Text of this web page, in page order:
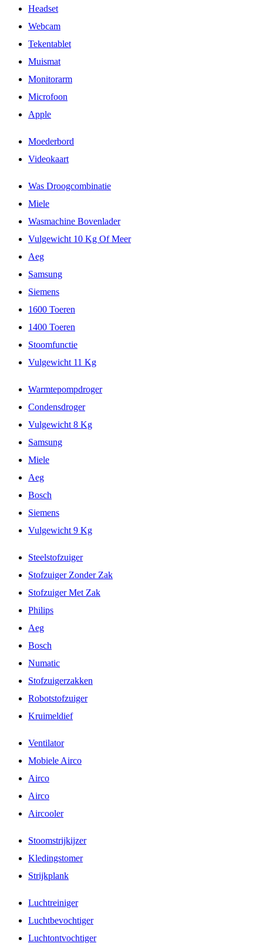
Headset
Webcam
Tekentablet
Muismat
Monitorarm
Microfoon
Apple
Moederbord
Videokaart
Was Droogcombinatie
Miele
Wasmachine Bovenlader
Vulgewicht 10 Kg Of Meer
Aeg
Samsung
Siemens
1600 Toeren
1400 Toeren
Stoomfunctie
Vulgewicht 11 Kg
Warmtepompdroger
Condensdroger
Vulgewicht 8 Kg
Samsung
Miele
Aeg
Bosch
Siemens
Vulgewicht 9 Kg
Steelstofzuiger
Stofzuiger Zonder Zak
Stofzuiger Met Zak
Philips
Aeg
Bosch
Numatic
Stofzuigerzakken
Robotstofzuiger
Kruimeldief
Ventilator
Mobiele Airco
Airco
Airco
Aircooler
Stoomstrijkijzer
Kledingstomer
Strijkplank
Luchtreiniger
Luchtbevochtiger
Luchtontvochtiger